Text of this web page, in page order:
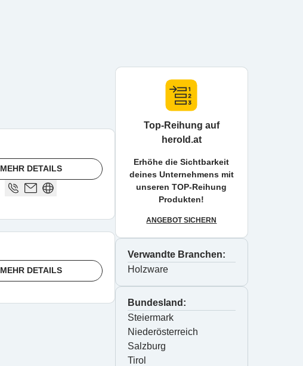
MEHR DETAILS
MEHR DETAILS
Top-Reihung auf
herold.at
Erhöhe die Sichtbarkeit
deines Unternehmens mit
unseren TOP-Reihung
Produkten!
ANGEBOT SICHERN
Verwandte Branchen:
Holzware
Bundesland:
Steiermark
Niederösterreich
Salzburg
Tirol